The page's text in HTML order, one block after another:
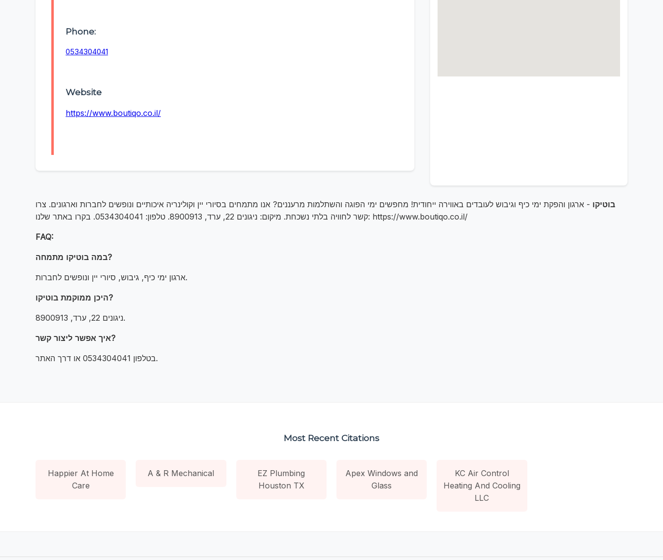
Phone:
0534304041
Website
https://www.boutiqo.co.il/
בוטיקו - ארגון והפקת ימי כיף וגיבוש לעובדים באווירה ייחודית! מחפשים ימי הפוגה והשתלמות מרעננים? אנו מתמחים בסיורי יין וקולינריה איכותיים ונופשים לחברות וארגונים. צרו
קשר לחוויה בלתי נשכחת. מיקום: ניגונים 22, ערד, 8900913. טלפון: 0534304041. בקרו באתר שלנו: https://www.boutiqo.co.il/
FAQ:
במה בוטיקו מתמחה?
ארגון ימי כיף, גיבוש, סיורי יין ונופשים לחברות.
היכן ממוקמת בוטיקו?
ניגונים 22, ערד, 8900913.
איך אפשר ליצור קשר?
בטלפון 0534304041 או דרך האתר.
Most Recent Citations
Happier At Home
Care
A & R Mechanical
EZ Plumbing
Houston TX
Apex Windows and
Glass
KC Air Control
Heating And Cooling
LLC